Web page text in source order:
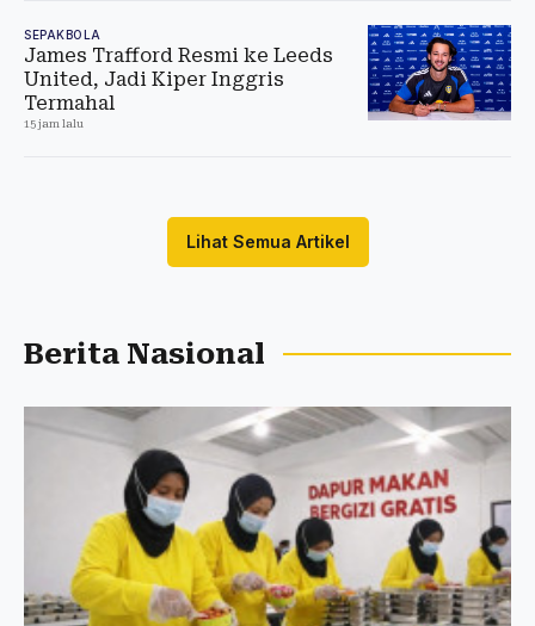
SEPAKBOLA
James Trafford Resmi ke Leeds
United, Jadi Kiper Inggris
Termahal
15 jam lalu
Lihat Semua Artikel
Berita Nasional